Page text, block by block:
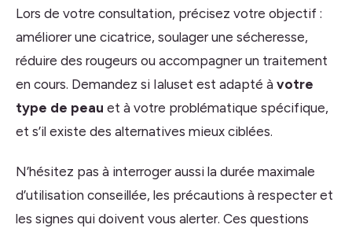
Lors de votre consultation, précisez votre objectif :
améliorer une cicatrice, soulager une sécheresse,
réduire des rougeurs ou accompagner un traitement
en cours. Demandez si Ialuset est adapté à votre
type de peau et à votre problématique spécifique,
et s’il existe des alternatives mieux ciblées.
N’hésitez pas à interroger aussi la durée maximale
d’utilisation conseillée, les précautions à respecter et
les signes qui doivent vous alerter. Ces questions